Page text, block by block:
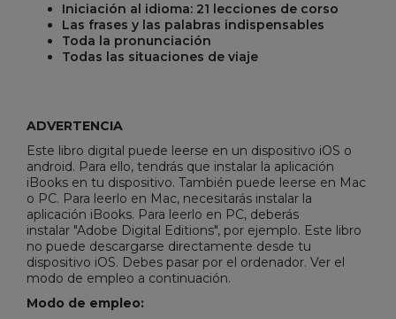
Iniciación al idioma: 21 lecciones de corso
Las frases y las palabras indispensables
Toda la pronunciación
Todas las situaciones de viaje
ADVERTENCIA
Este libro digital puede leerse en un dispositivo iOS o
android. Para ello, tendrás que instalar la aplicación
iBooks en tu dispositivo. También puede leerse en Mac
o PC. Para leerlo en Mac, necesitarás instalar la
aplicación iBooks. Para leerlo en PC, deberás
instalar "Adobe Digital Editions", por ejemplo. Este libro
no puede descargarse directamente desde tu
dispositivo iOS. Debes pasar por el ordenador. Ver el
modo de empleo a continuación.
Modo de empleo: